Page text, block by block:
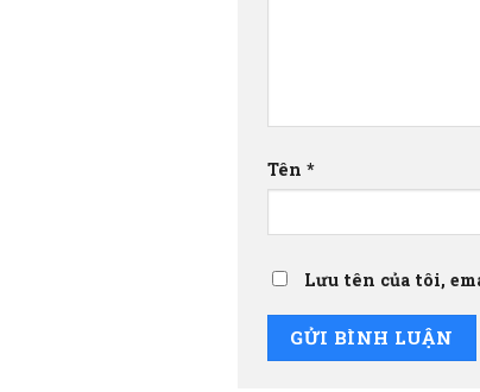
Tên *
Lưu tên của tôi,